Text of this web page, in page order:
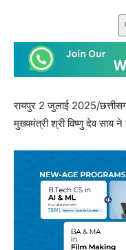
रायपुर 2 जुलाई 2025/
मुख्यमंत्री श्री विष्णु देव साय